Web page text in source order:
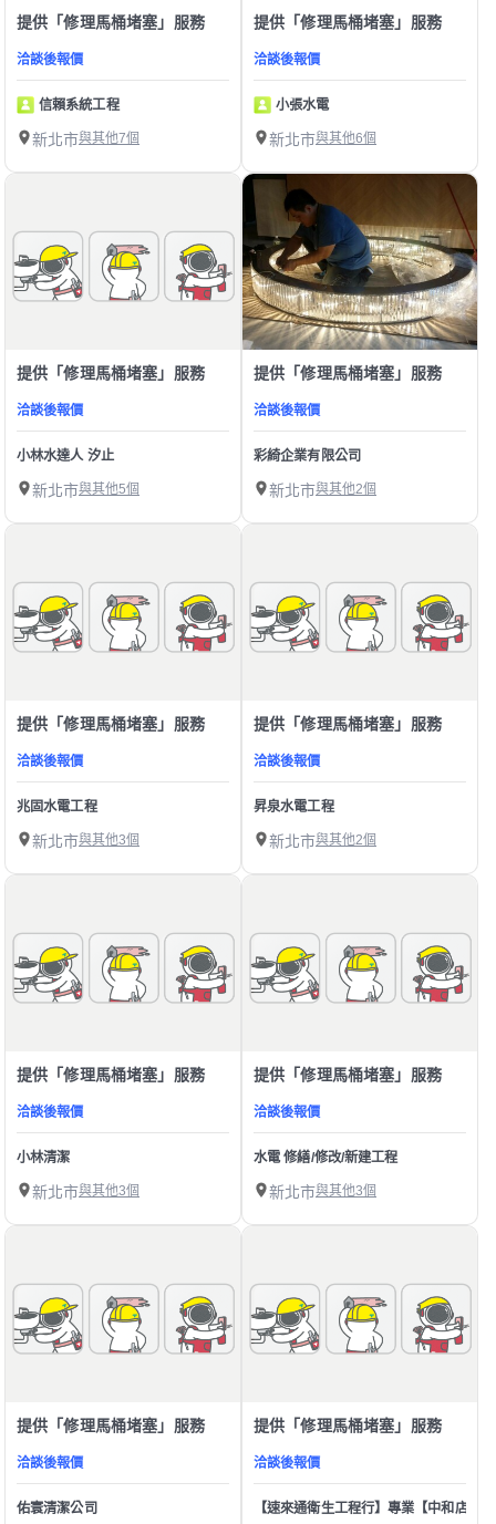
提供「修理馬桶堵塞」服務
洽談後報價
信賴系統工程
新北市與其他7個
提供「修理馬桶堵塞」服務
洽談後報價
小張水電
新北市與其他6個
提供「修理馬桶堵塞」服務
洽談後報價
小林水達人 汐止
新北市與其他5個
提供「修理馬桶堵塞」服務
洽談後報價
彩綺企業有限公司
新北市與其他2個
提供「修理馬桶堵塞」服務
洽談後報價
兆固水電工程
新北市與其他3個
提供「修理馬桶堵塞」服務
洽談後報價
昇泉水電工程
新北市與其他2個
提供「修理馬桶堵塞」服務
洽談後報價
小林清潔
新北市與其他3個
提供「修理馬桶堵塞」服務
洽談後報價
水電 修繕/修改/新建工程
新北市與其他3個
提供「修理馬桶堵塞」服務
洽談後報價
佑寰清潔公司
提供「修理馬桶堵塞」服務
洽談後報價
【速來通衛生工程行】專業【中和店】